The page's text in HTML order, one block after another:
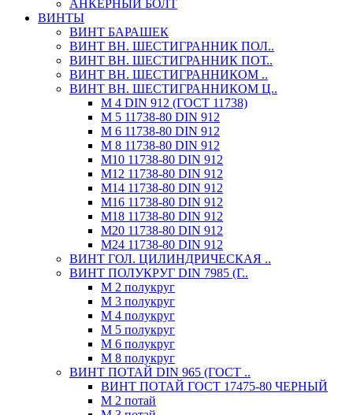
АНКЕРНЫЙ БОЛТ
ВИНТЫ
ВИНТ БАРАШЕК
ВИНТ ВН. ШЕСТИГРАННИК ПОЛ..
ВИНТ ВН. ШЕСТИГРАННИК ПОТ..
ВИНТ ВН. ШЕСТИГРАННИКОМ ..
ВИНТ ВН. ШЕСТИГРАННИКОМ Ц..
М 4 DIN 912 (ГОСТ 11738)
М 5 11738-80 DIN 912
М 6 11738-80 DIN 912
М 8 11738-80 DIN 912
М10 11738-80 DIN 912
М12 11738-80 DIN 912
М14 11738-80 DIN 912
М16 11738-80 DIN 912
М18 11738-80 DIN 912
М20 11738-80 DIN 912
М24 11738-80 DIN 912
ВИНТ ГОЛ. ЦИЛИНДРИЧЕСКАЯ ..
ВИНТ ПОЛУКРУГ DIN 7985 (Г..
М 2 полукруг
М 3 полукруг
М 4 полукруг
М 5 полукруг
М 6 полукруг
М 8 полукруг
ВИНТ ПОТАЙ DIN 965 (ГОСТ ..
ВИНТ ПОТАЙ ГОСТ 17475-80 ЧЕРНЫЙ
М 2 потай